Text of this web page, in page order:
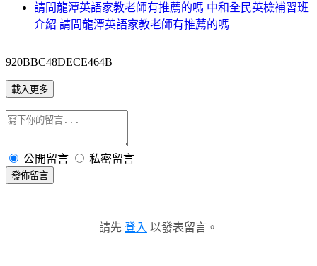
請問龍潭英語家教老師有推薦的嗎 中和全民英檢補習班
介紹 請問龍潭英語家教老師有推薦的嗎
920BBC48DECE464B
載入更多
公開留言 私密留言
發佈留言
請先 登入 以發表留言。